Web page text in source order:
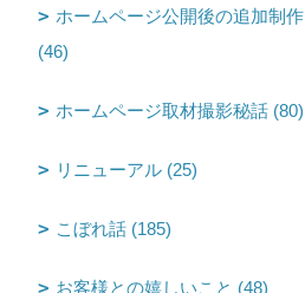
ホームページ公開後の追加制作
(46)
ホームページ取材撮影秘話 (80)
リニューアル (25)
こぼれ話 (185)
お客様との嬉しいこと (48)